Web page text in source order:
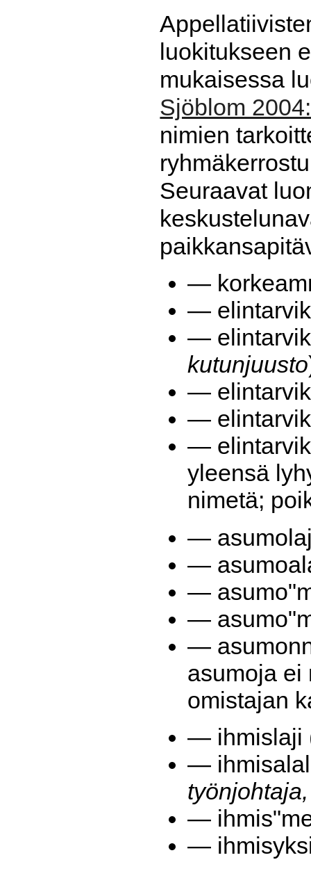
luokitukseen
mukaisessa
Sjöblom
nimien
Seuraavat
—
—
—
kutunjuusto
—
—
—
yleensä
nimetä;
—
—
—
—
—
asumoja ei
omistajan
— ihmislaji
—
—
—